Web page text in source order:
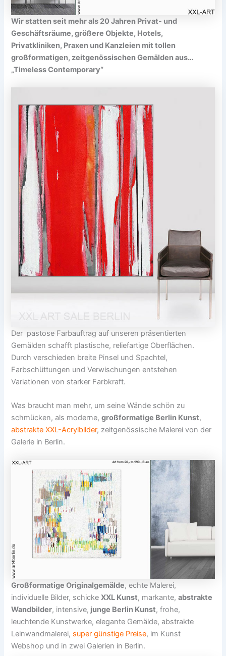
Wir statten seit mehr als 20 Jahren Privat- und
Geschäftsräume, größere Objekte, Hotels,
Privatkliniken, Praxen und Kanzleien mit tollen
großformatigen, zeitgenössischen Gemälden aus…
„Timeless Contemporary“
Der pastose Farbauftrag auf unseren präsentierten
Gemälden schafft plastische, reliefartige Oberflächen.
Durch verschieden breite Pinsel und Spachtel,
Farbschüttungen und Verwischungen entstehen
Variationen von starker Farbkraft.
Was braucht man mehr, um seine Wände schön zu
schmücken, als moderne,großformatige Berlin Kunst,
abstrakte XXL-Acrylbilder, zeitgenössische Malerei von der
Galerie in Berlin.
Großformatige Originalgemälde, echte Malerei,
individuelle Bilder, schickeXXL Kunst, markante,abstrakte
Wandbilder, intensive, junge Berlin Kunst, frohe,
leuchtende Kunstwerke, elegante Gemälde, abstrakte
Leinwandmalerei, super günstige Preise, im Kunst
Webshop und in zwei Galerien in Berlin.